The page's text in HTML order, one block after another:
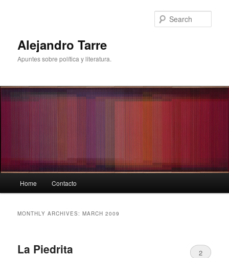
Alejandro Tarre
Apuntes sobre política y literatura.
Home Contacto
MONTHLY ARCHIVES:MARCH 2009
La Piedrita 2